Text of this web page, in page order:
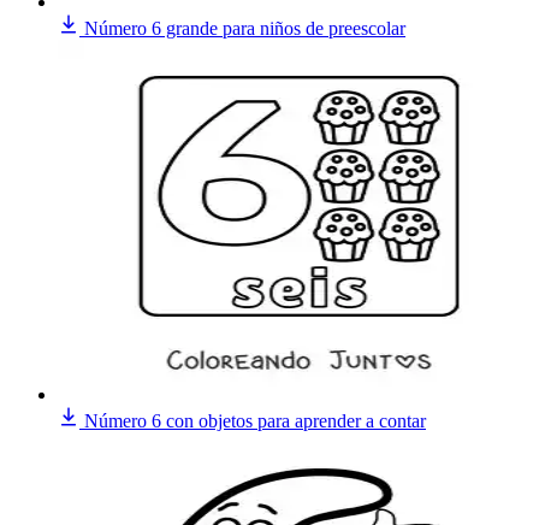
Número 6 grande para niños de preescolar
Número 6 con objetos para aprender a contar